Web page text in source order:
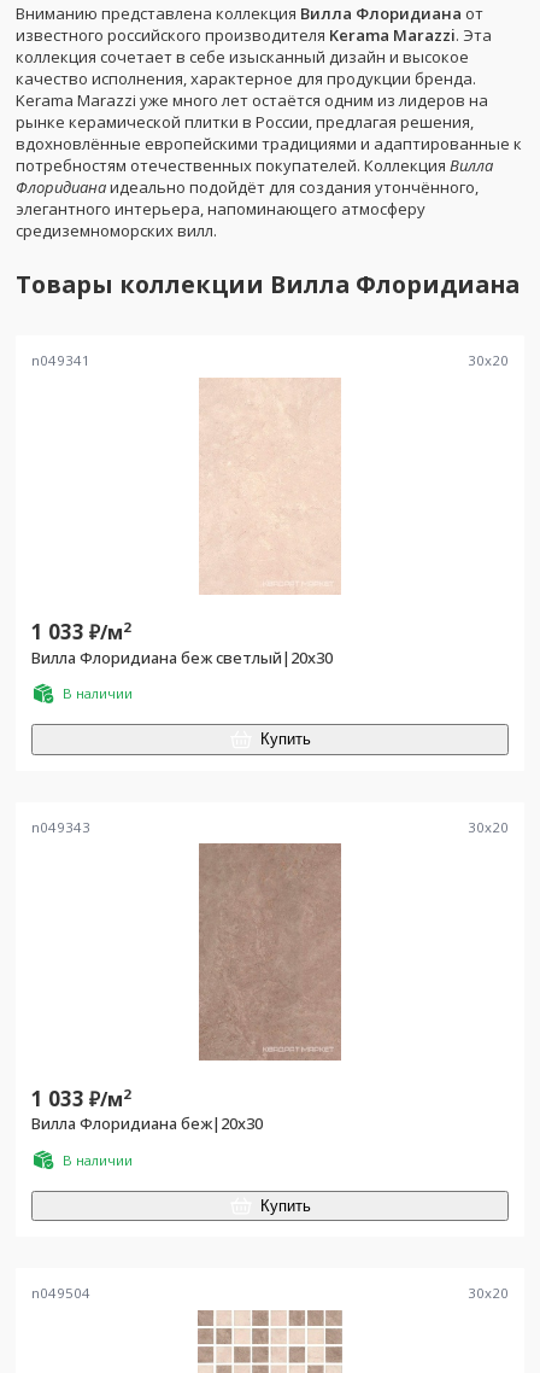
Вниманию представлена коллекция Вилла Флоридиана от
известного российского производителя Kerama Marazzi. Эта
коллекция сочетает в себе изысканный дизайн и высокое
качество исполнения, характерное для продукции бренда.
Kerama Marazzi уже много лет остаётся одним из лидеров на
рынке керамической плитки в России, предлагая решения,
вдохновлённые европейскими традициями и адаптированные к
потребностям отечественных покупателей. Коллекция Вилла
Флоридианаидеально подойдёт для создания утончённого,
элегантного интерьера, напоминающего атмосферу
средиземноморских вилл.
Товары коллекции Вилла Флоридиана
n049341 30x20
1 033 ₽/м2
Вилла Флоридиана беж светлый|20х30
В наличии
Купить
n049343 30x20
1 033 ₽/м2
Вилла Флоридиана беж|20х30
В наличии
Купить
n049504 30x20